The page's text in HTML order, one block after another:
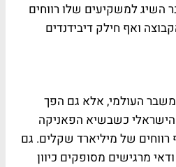
השיג למשקיעים שלו רווחים
ואף חילק דיבידנדים
העולמי, אלא גם הפך
כשבשיא הפאניקה
רווחים של מיליארד שקלים. גם
מרגישים מסופקים כיוון